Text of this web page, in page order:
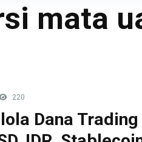
mata
220
Dana